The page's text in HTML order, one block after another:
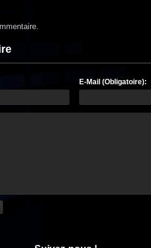
E-Mail (Obligatoire):